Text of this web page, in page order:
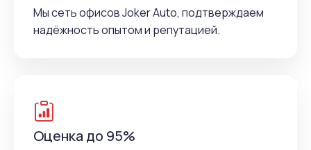
Мы сеть офисов Joker Auto, подтверждаем
надёжность опытом и репутацией.
Оценка до 95%